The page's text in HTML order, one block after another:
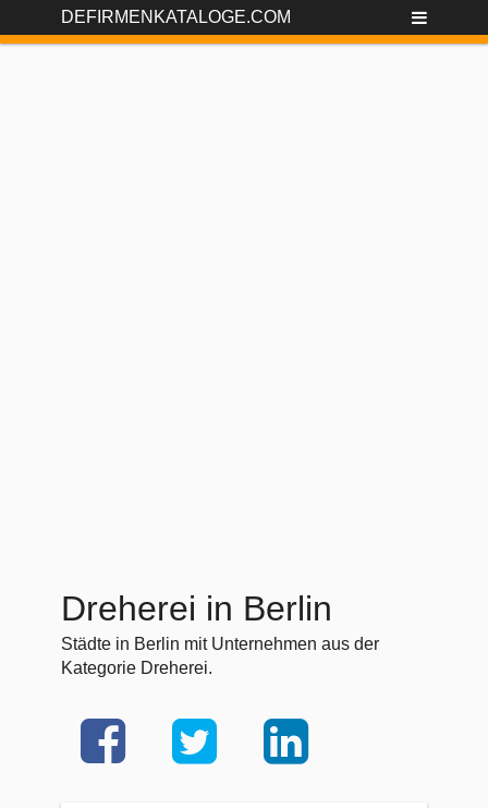
DEFIRMENKATALOGE.COM
Dreherei in Berlin
Städte in Berlin mit Unternehmen aus der
Kategorie Dreherei.